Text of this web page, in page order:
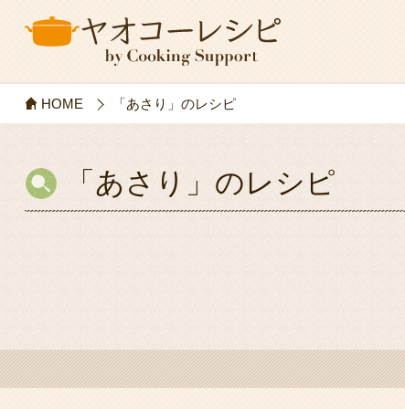
HOME 「あさり」のレシピ
「あさり」のレシピ